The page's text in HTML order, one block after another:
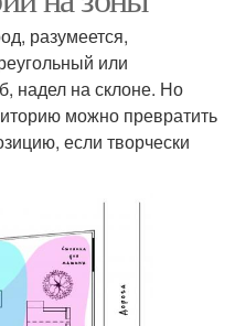
разумеется,
или
надел на склоне. Но
можно превратить
если творчески